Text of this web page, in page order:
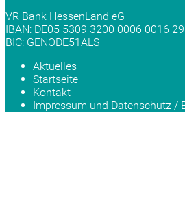
VR Bank HessenLand eG
IBAN: DE05 5309 3200 0006 0016 29
BIC: GENODE51ALS
Aktuelles
Startseite
Kontakt
Impressum und Datenschutz /